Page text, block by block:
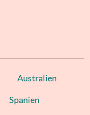
Australien
Spanien